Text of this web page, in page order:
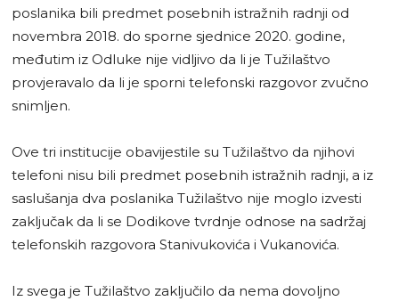
poslanika bili predmet posebnih istražnih radnji od
novembra 2018. do sporne sjednice 2020. godine,
međutim iz Odluke nije vidljivo da li je Tužilaštvo
provjeravalo da li je sporni telefonski razgovor zvučno
snimljen.
Ove tri institucije obavijestile su Tužilaštvo da njihovi
telefoni nisu bili predmet posebnih istražnih radnji, a iz
saslušanja dva poslanika Tužilaštvo nije moglo izvesti
zaključak da li se Dodikove tvrdnje odnose na sadržaj
telefonskih razgovora Stanivukovića i Vukanovića.
Iz svega je Tužilaštvo zaključilo da nema dovoljno